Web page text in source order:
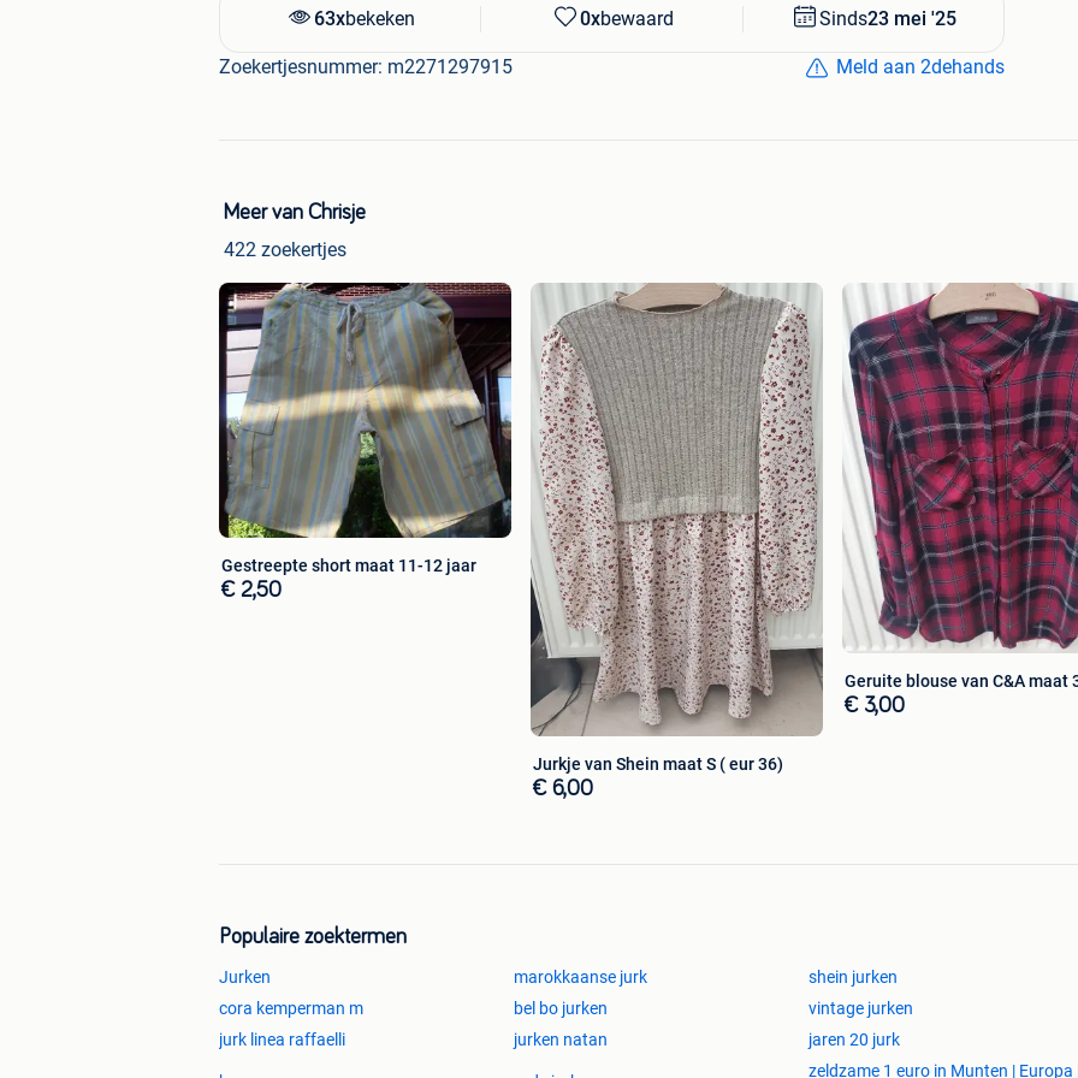
63xbekeken 0xbewaard Sinds23 mei '25
Zoekertjesnummer: m2271297915 Meld aan 2dehands
Meer van Chrisje
422 zoekertjes
Gestreepte short maat 11-12 jaar
€ 2,50
Jurkje van Shein maat S ( eur 36)
€ 6,00
Geruite blouse van C&A maat
€ 3,00
Populaire zoektermen
Jurken marokkaanse jurk shein jurken
cora kemperman m
bel bo jurken vintage jurken
jurk linea raffaelli
jurken natan jaren 20 jurk
zeldzame 1 euro in Munten | Europa